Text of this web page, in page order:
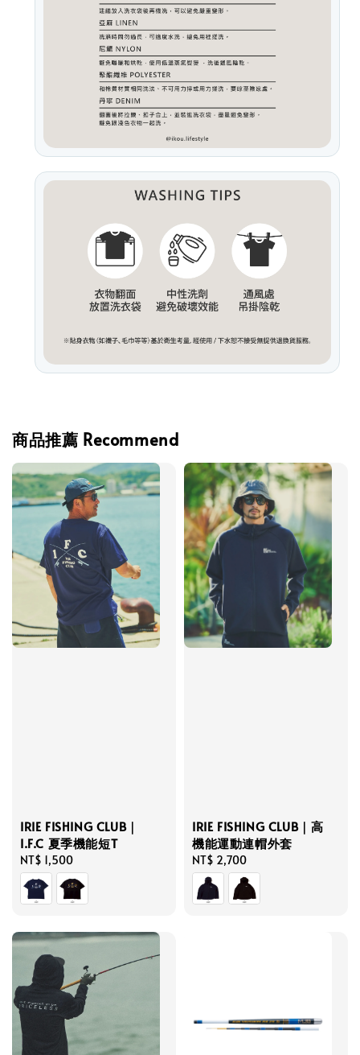
商品推薦 Recommend
IRIE FISHING CLUB｜
I.F.C 夏季機能短T
Regular
price
NT$ 1,500
IRIE FISHING CLUB｜高
機能運動連帽外套
Regular
price
NT$ 2,700